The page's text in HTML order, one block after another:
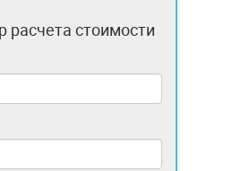
расчета стоимости